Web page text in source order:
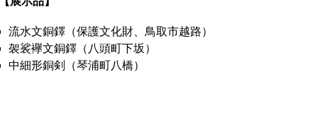
流水文銅鐸（保護文化財、鳥取市越路）
袈裟襷文銅鐸（八頭町下坂）
中細形銅剣（琴浦町八橋）